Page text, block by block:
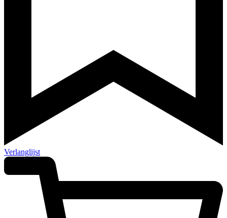
Verlanglijst